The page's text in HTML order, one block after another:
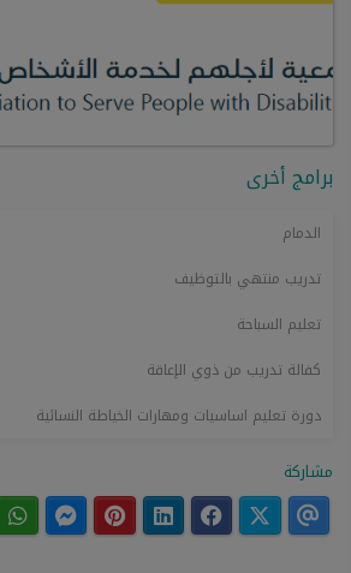
برامج أخرى
الدمام
تدريب منتهي بالتوظيف
تعليم السباحة
كفالة تدريب من ذوي الإعاقة
دورة تعليم اساسيات ومهارات الخياطة النسائية
مشاركة